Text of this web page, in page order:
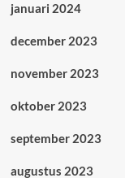
januari 2024
december 2023
november 2023
oktober 2023
september 2023
augustus 2023